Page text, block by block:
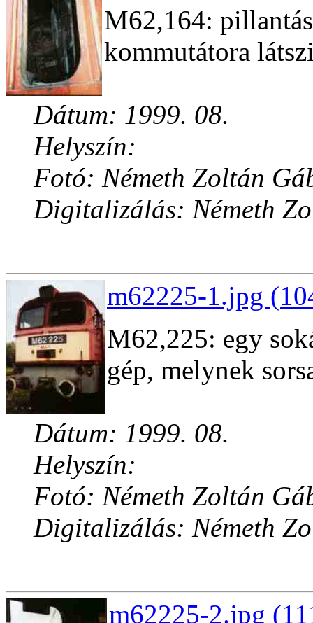
M62,164:
kommutátora
Dátum: 1999. 08.
Helyszín:
Fotó: Németh Zoltán
Digitalizálás: Németh
m62225-1.jpg
M62,225: egy
gép, melynek
Dátum: 1999. 08.
Helyszín:
Fotó: Németh Zoltán
Digitalizálás: Németh
m62225-2.jpg